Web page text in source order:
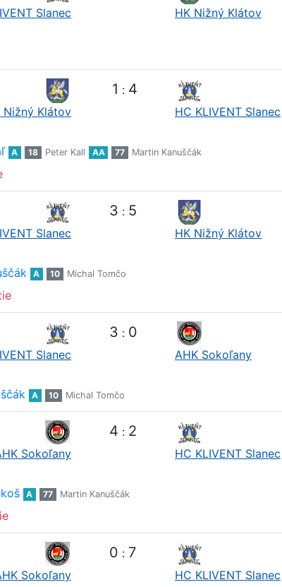
Slanec HK Nižný Klátov
Nižný Klátov
1 : 4
HC KLIVENT Slanec
A 18 Peter Kall AA 77 Martin Kanuščák
Slanec
3 : 5
HK Nižný Klátov
A 10 Michal Tomčo
Slanec
3 : 0
AHK Sokoľany
A 10 Michal Tomčo
Sokoľany
4 : 2
HC KLIVENT Slanec
A 77 Martin Kanuščák
Sokoľany
0 : 7
HC KLIVENT Slanec